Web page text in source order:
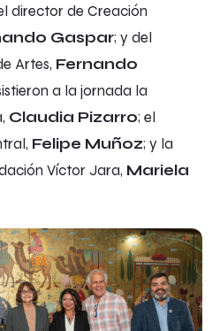
director de Creación
Gaspar; y del
Artes, Fernando
a la jornada la
Claudia Pizarro; el
Felipe Muñoz; y la
Víctor Jara, Mariela